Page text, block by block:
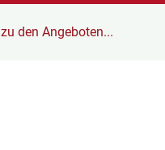
zu den Angeboten...